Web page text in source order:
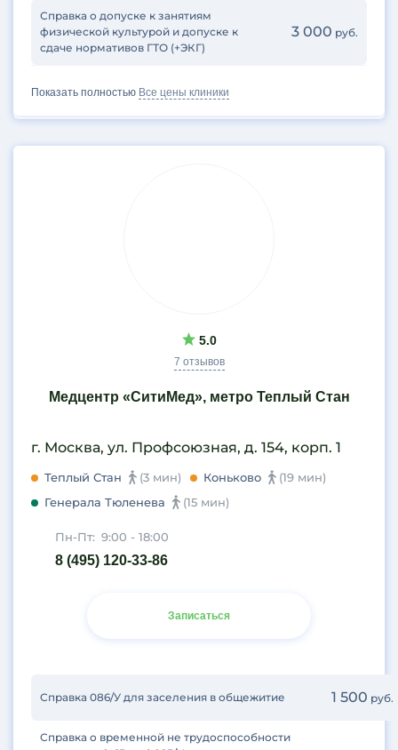
Справка о допуске к занятиям
физической культурой и допуске к
сдаче нормативов ГТО (+ЭКГ)
3 000 руб.
Показать полностью Все цены клиники
5.0
7 отзывов
Медцентр «СитиМед», метро Теплый Стан
г. Москва, ул. Профсоюзная, д. 154, корп. 1
Теплый Стан (3 мин) Коньково
(19 мин)
Генерала Тюленева
(15 мин)
Пн-Пт: 9:00 - 18:00
8 (495) 120-33-86
Записаться
Справка 086/У для заселения в общежитие 1 500 руб.
Справка о временной не трудоспособности